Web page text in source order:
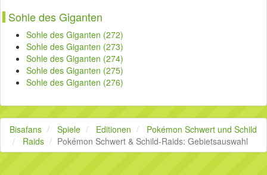
Sohle des Giganten
Sohle des Giganten (272)
Sohle des Giganten (273)
Sohle des Giganten (274)
Sohle des Giganten (275)
Sohle des Giganten (276)
Bisafans Spiele Editionen
Pokémon Schwert und Schild
Raids
Pokémon Schwert & Schild-Raids: Gebietsauswahl